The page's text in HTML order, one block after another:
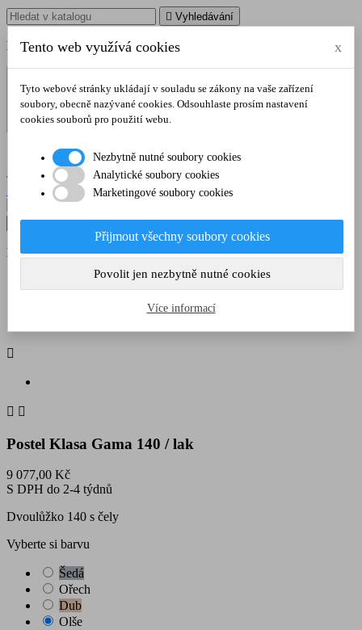
 Vyhledávání
Poradíme vám na tel.:728 106 103
shopping_cart
Košík 0 (0,00 Kč)
Přihlásit se
 Vyhledávání
Poradíme vám na tel.:728 106 103
LOŽNICE
Postel Klasa Gama 140 / lak

 
Postel Klasa Gama 140 / lak
9 077,00 Kč
S DPH do 2-4 týdnů
Dvoulůžko 140 s čely
Vyberte si barvu
Šedá
Ořech
Dub
Olše
Tento web využívá cookies x
Tyto webové stránky ukládají v souladu se zákony na vaše zařízení
soubory, obecně nazývané cookies. Odsouhlaste prosím nastavení
cookies souborů pro použití webu.
Nezbytně nutné soubory cookies
Analytické soubory cookies
Marketingové soubory cookies
Přijmout všechny soubory cookies
Povolit jen nezbytně nutné cookies
Více informací